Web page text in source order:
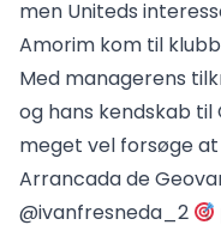
men Uniteds
Amorim kom til
Med managerens
og hans kendskab
meget vel forsøge
Arrancada de
@ivanfresneda_2